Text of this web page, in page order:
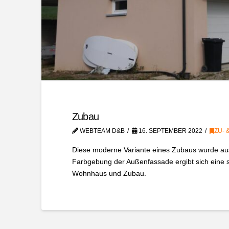
Zubau
WEBTEAM D&B 16. SEPTEMBER 2022 ZU-
Diese moderne Variante eines Zubaus wurde
Farbgebung der Außenfassade ergibt sich
Wohnhaus und Zubau.